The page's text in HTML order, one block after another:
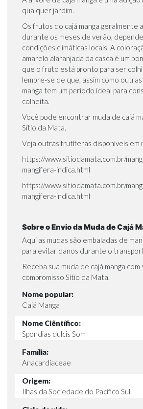
qualquer jardim.
Os frutos do cajá manga geralmente
durante os meses de verão,
condições climáticas locais. A
amarelo alaranjada da casca é um
que o fruto está pronto para ser
lembre-se de que, assim como
manga tem um período ideal para
colheita.
Você pode encontrar muda de cajá
Sítio da Mata.
Veja outras frutíferas disponíveis em
https://www.sitiodamata.com.br/
mangifera-indica.html
https://www.sitiodamata.com.br/
mangifera-indica.html
Sobre o Envio da Muda de Cajá
Aqui as mudas são embaladas de
para evitar danos durante o
Receba sua muda de cajá manga com
compromisso Sítio da Mata.
Nome popular:
Cajá Manga
Nome Ciêntífico:
Spondias dulcis Som
Família:
Anacardiaceae
Origem:
Ilhas da Sociedade do Pacífico Sul.